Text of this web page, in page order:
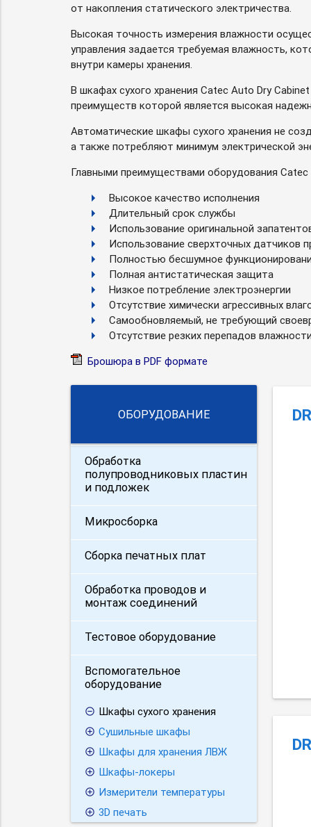
от накопления статического электричества.
Высокая точность измерения влажности
управления задается требуемая влажность,
внутри камеры хранения.
В шкафах сухого хранения Catec Auto Dry
преимуществ которой является высокая
Автоматические шкафы сухого хранения не
а также потребляют минимум электрической
Главными преимуществами оборудования Catec
Высокое качество исполнения
Длительный срок службы
Использование оригинальной
Использование сверхточных датчиков
Полностью бесшумное
Полная антистатическая защита
Низкое потребление электроэнергии
Отсутствие химически агрессивных
Самообновляемый, не требующий
Отсутствие резких перепадов
Брошюра в PDF формате
ОБОРУДОВАНИЕ
Обработка
полупроводниковых пластин
и подложек
Микросборка
Сборка печатных плат
Обработка проводов и
монтаж соединений
Тестовое оборудование
Вспомогательное
оборудование
Шкафы сухого хранения
Сушильные шкафы
Шкафы для хранения ЛВЖ
Шкафы-локеры
Измерители температуры
3D печать